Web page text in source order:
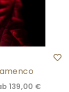
139,00 €